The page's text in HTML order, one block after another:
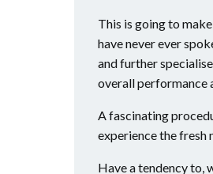
This is going to
have never ever
and further
overall performance
A fascinating
experience the fresh
Have a tendency to,